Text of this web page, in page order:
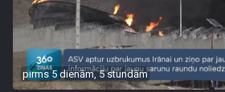
pirms 5 dienām, 5 stundām